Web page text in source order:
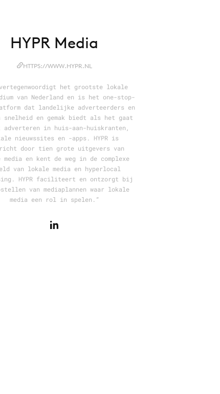
HYPR Media
HTTPS://WWW.HYPR.NL
vertegenwoordigt het grootste lokale
van Nederland en is het one-stop-
dat landelijke adverteerders en
snelheid en gemak biedt als het gaat
adverteren in huis-aan-huiskranten,
nieuwssites en -apps. HYPR is
door tien grote uitgevers van
en kent de weg in de complexe
van lokale media en hyperlocal
HYPR faciliteert en ontzorgt bij
van mediaplannen waar lokale
media een rol in spelen.”